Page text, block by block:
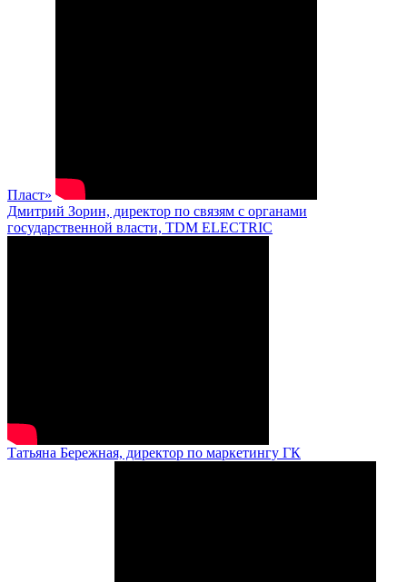
Пласт»
Дмитрий Зорин, директор по связям с органами
государственной власти, TDM ELECTRIC
Татьяна Бережная, директор по маркетингу ГК